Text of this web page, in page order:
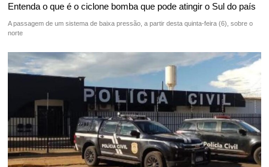
Entenda o que é o ciclone bomba que pode atingir o Sul do país
A passagem de um sistema de baixa pressão, a partir desta quinta-feira (6), sobre o
norte